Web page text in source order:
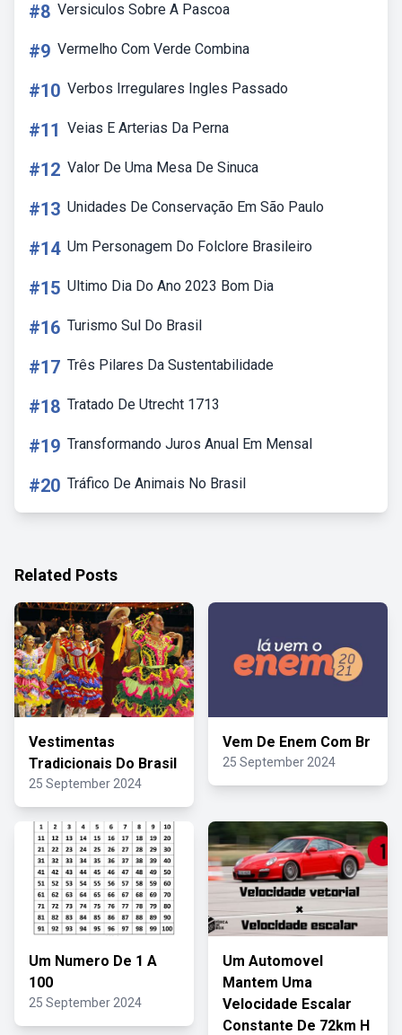
#8 Versiculos Sobre A Pascoa
#9 Vermelho Com Verde Combina
#10 Verbos Irregulares Ingles Passado
#11 Veias E Arterias Da Perna
#12 Valor De Uma Mesa De Sinuca
#13 Unidades De Conservação Em São Paulo
#14 Um Personagem Do Folclore Brasileiro
#15 Ultimo Dia Do Ano 2023 Bom Dia
#16 Turismo Sul Do Brasil
#17 Três Pilares Da Sustentabilidade
#18 Tratado De Utrecht 1713
#19 Transformando Juros Anual Em Mensal
#20 Tráfico De Animais No Brasil
Related Posts
Vestimentas
Tradicionais Do Brasil
25 September 2024
Vem De Enem Com Br
25 September 2024
Um Numero De 1 A
100
25 September 2024
Um Automovel
Mantem Uma
Velocidade Escalar
Constante De 72km H